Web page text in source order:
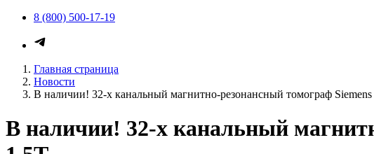
8 (800) 500-17-19
Главная страница
Новости
В наличии! 32-х канальный магнитно-резонансный томограф
В наличии! 32-х канальный